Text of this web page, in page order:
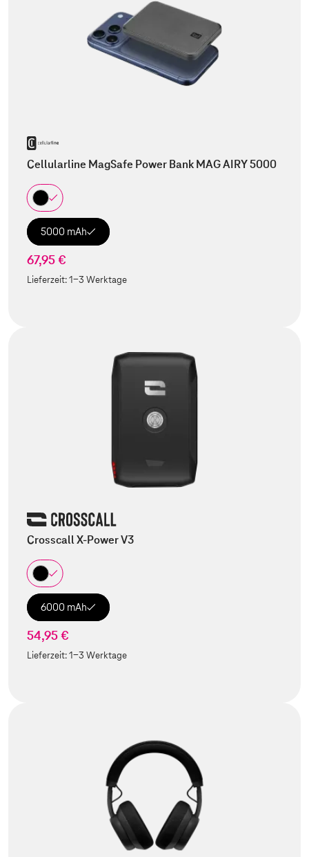
Cellularline MagSafe Power Bank MAG AIRY 5000
5000 mAh
67,95 €
Lieferzeit:1-3 Werktage
Crosscall X-Power V3
6000 mAh
54,95 €
Lieferzeit:1-3 Werktage